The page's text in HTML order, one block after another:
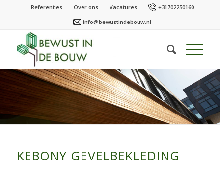
Referenties Over ons Vacatures
+31702250160
info@bewustindebouw.nl
KEBONY GEVELBEKLEDING